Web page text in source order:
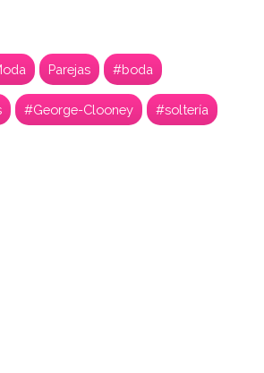
Parejas #boda
#George-Clooney #soltería